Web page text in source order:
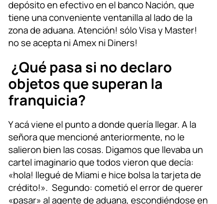
depósito en efectivo en el banco Nación, que
tiene una conveniente ventanilla al lado de la
zona de aduana. Atención! sólo Visa y Master!
no se acepta ni Amex ni Diners!
¿Qué pasa si no declaro
objetos que superan la
franquicia?
Y acá viene el punto a donde quería llegar. A la
señora que mencioné anteriormente, no le
salieron bien las cosas. Digamos que llevaba un
cartel imaginario que todos vieron que decía:
«hola! llegué de Miami e hice bolsa la tarjeta de
crédito!». Segundo: cometió el error de querer
«pasar» al agente de aduana, escondiéndose en